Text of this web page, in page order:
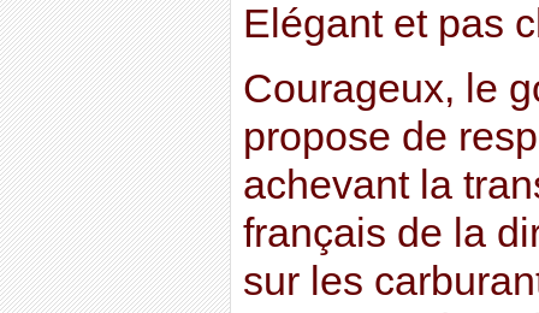
Elégant et pas
Courageux, le
propose de
achevant la
français de la
sur les